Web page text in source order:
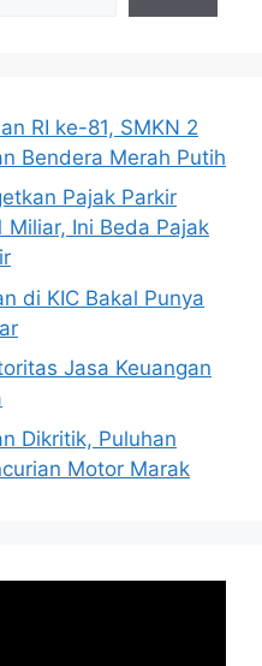
RI ke-81, SMKN 2
Bendera Merah Putih
Pajak Parkir
Miliar, Ini Beda Pajak
di KIC Bakal Punya
Jasa Keuangan
Dikritik, Puluhan
Motor Marak